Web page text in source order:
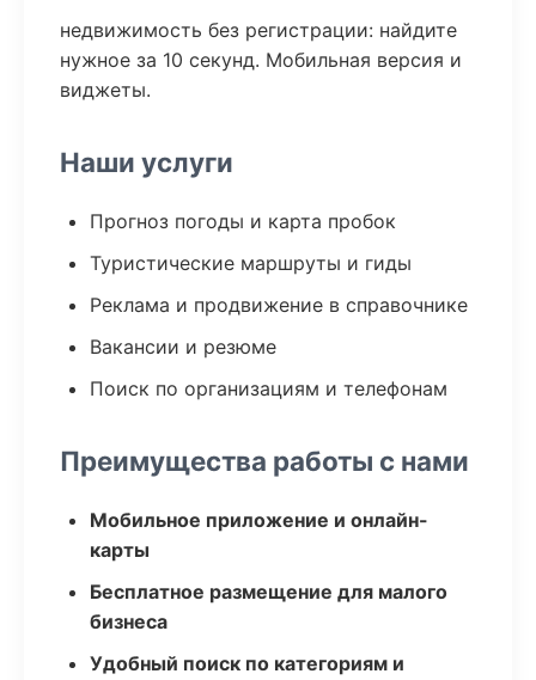
недвижимость без регистрации: найдите
нужное за 10 секунд. Мобильная версия и
виджеты.
Наши услуги
Прогноз погоды и карта пробок
Туристические маршруты и гиды
Реклама и продвижение в справочнике
Вакансии и резюме
Поиск по организациям и телефонам
Преимущества работы с нами
Мобильное приложение и онлайн-
карты
Бесплатное размещение для малого
бизнеса
Удобный поиск по категориям и